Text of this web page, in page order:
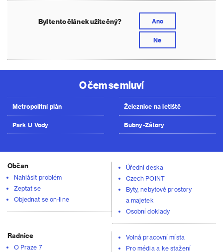
Byl tento článek užitečný? Ano
Ne
O čem se mluví
Metropolitní plán
Park U Vody
Železnice na letiště
Bubny-Zátory
Občan
Nahlásit problém
Zeptat se
Objednat se on-line
Úřední deska
Czech POINT
Byty, nebytové prostory
a majetek
Osobní doklady
Radnice
O Praze 7
Volná pracovní místa
Pro média a ke stažení